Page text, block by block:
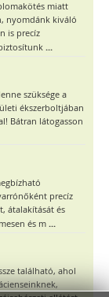
miatt
nyomdánk kiváló
is precíz
...
szüksége a
ékszerboltjában
Bátran látogasson
precíz
átalakítását és
és m ...
található, ahol